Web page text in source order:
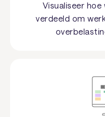
Visualiseer
verdeeld om